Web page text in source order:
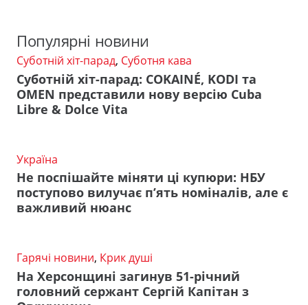
Популярні новини
Суботній хіт-парад, Суботня кава
Суботній хіт-парад: COKAINÉ, KODI та
OMEN представили нову версію Cuba
Libre & Dolce Vita
Україна
Не поспішайте міняти ці купюри: НБУ
поступово вилучає п’ять номіналів, але є
важливий нюанс
Гарячі новини, Крик душі
На Херсонщині загинув 51-річний
головний сержант Сергій Капітан з